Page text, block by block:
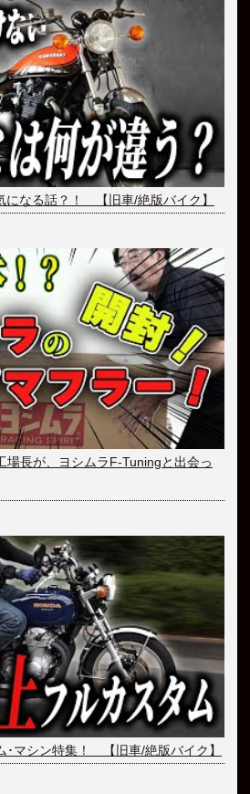
になる話？！ 【旧車/絶版バイク】
場長が、ヨシムラF-Tuningと出会っ
･マシン特集！ 【旧車/絶版バイク】